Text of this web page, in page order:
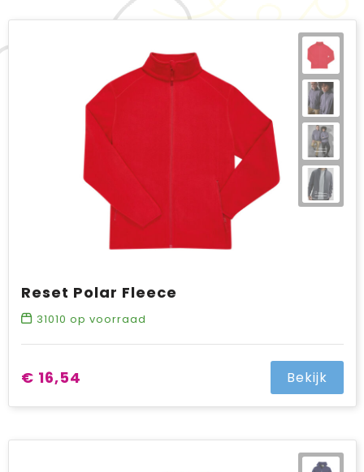
Reset Polar Fleece
31010 op voorraad
€ 16,54 Bekijk